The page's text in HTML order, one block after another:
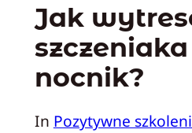
Jak
nocnik?
In Pozytywne